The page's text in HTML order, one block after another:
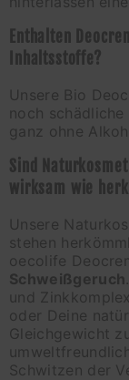
Enthalten
Inhaltsstoffe?
Unsere Bio
noch
ganz ohne
Sind
wirksam wie
Unsere
stehen
oecolife
Schweißgeruch
und
oder Deine
Gleichgewicht
Schwitzen der